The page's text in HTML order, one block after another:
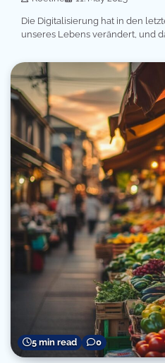
Die Digitalisierung hat in den
unseres Lebens verändert, und
5 min read 0